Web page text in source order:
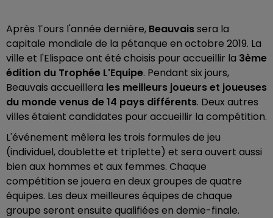
Après Tours l'année dernière, Beauvaissera la
capitale mondiale de la pétanque en octobre 2019. La
ville et l'Elispace ont été choisis pour accueillir la 3ème
édition du Trophée L'Equipe. Pendant six jours,
Beauvais accueillera les meilleurs joueurs et joueuses
du monde venus de 14 pays différents. Deux autres
villes étaient candidates pour accueillir la compétition.
L'événement mêlera les trois formules de jeu
(individuel, doublette et triplette) et sera ouvert aussi
bien aux hommes et aux femmes. Chaque
compétition se jouera en deux groupes de quatre
équipes. Les deux meilleures équipes de chaque
groupe seront ensuite qualifiées en demie-finale.